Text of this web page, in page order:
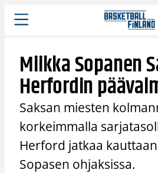
Siirry
sisältöön
Miikka Sopanen
Herfordin
Saksan miesten
korkeimmalla
Herford jatkaa
Sopasen ohjaksissa.